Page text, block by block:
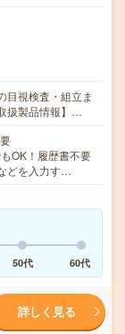
目視検査・組立ま
扱製品情報】…
OK！履歴書不要
どを入力す…
50代 60代
詳しく見る